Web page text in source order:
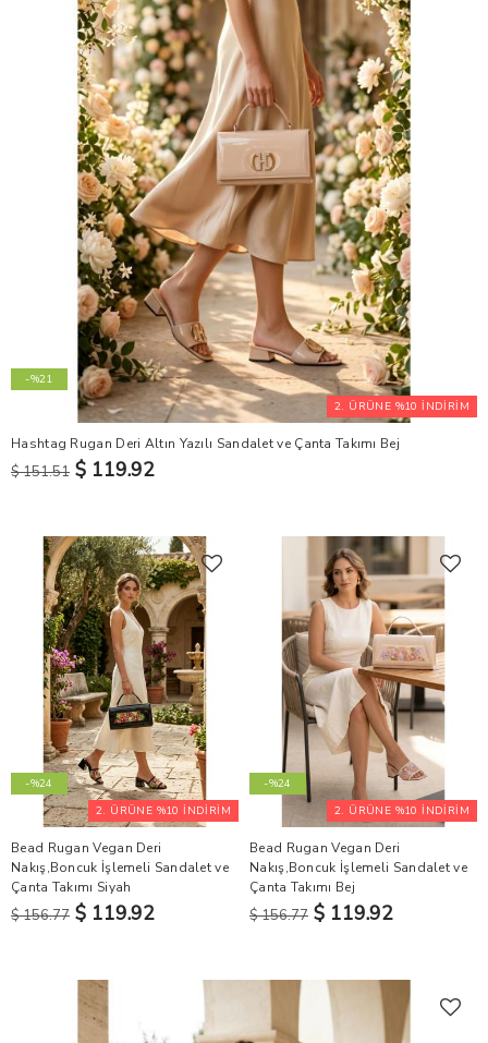
2. ÜRÜNE %10 İNDİRİM
-%21
Hashtag Rugan Deri Altın Yazılı Sandalet ve Çanta Takımı Bej
$ 151.51 $ 119.92
2. ÜRÜNE %10 İNDİRİM
-%24
Bead Rugan Vegan Deri
Nakış,Boncuk İşlemeli Sandalet ve
Çanta Takımı Siyah
$ 156.77 $ 119.92
2. ÜRÜNE %10 İNDİRİM
-%24
Bead Rugan Vegan Deri
Nakış,Boncuk İşlemeli Sandalet ve
Çanta Takımı Bej
$ 156.77 $ 119.92